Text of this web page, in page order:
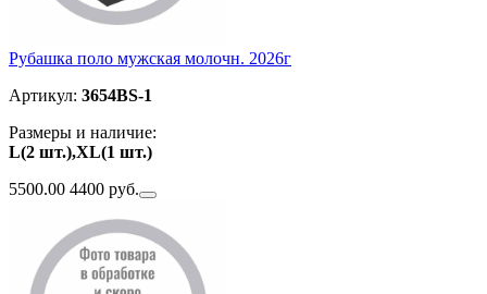
Рубашка поло мужская молочн. 2026г
Артикул: 3654BS-1
Размеры и наличие:
L(2 шт.),XL(1 шт.)
5500.00 4400 руб.